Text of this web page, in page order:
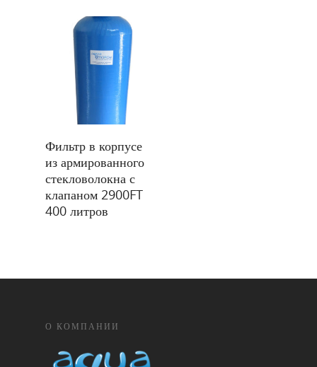
Фильтр в корпусе
из армированного
стекловолокна с
клапаном 2900FT
400 литров
О КОМПАНИИ